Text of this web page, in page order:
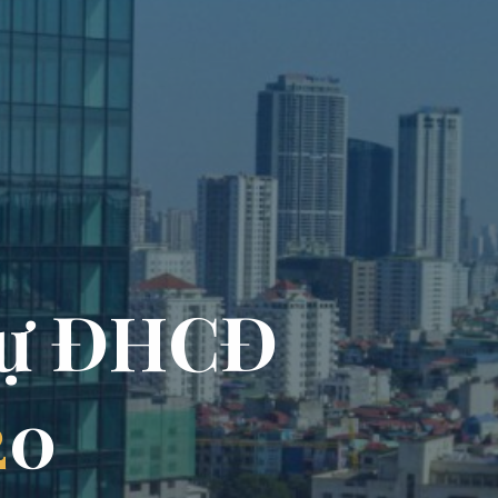
ĐĐHCĐ
0